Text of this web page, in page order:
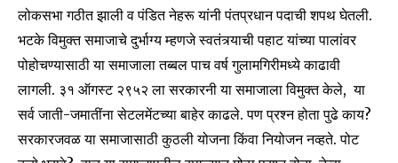
Join our community of
SUBSCRIBERS and be part of the
conversation.
लोकसभा गठीत झाली व पंडित नेहरू यांनी पंतप्रधान पदाची शपथ घेतली.
भटके विमुक्त समाजाचे दुर्भाग्य म्हणजे स्वतंत्र्याची पहाट यांच्या पालांवर
पोहोचण्यासाठी या समाजाला तब्बल पाच वर्ष गुलामगिरीमध्ये काढावी
लागली. ३१ ऑगस्ट २९५२ ला सरकारनी या समाजाला विमुक्त केले, या
सर्व जाती-जमातींना सेटलमेंटच्या बाहेर काढले. पण प्रश्न होता पुढे काय?
सरकारजवळ या समाजासाठी कुठली योजना किंवा नियोजन नव्हते. पोट